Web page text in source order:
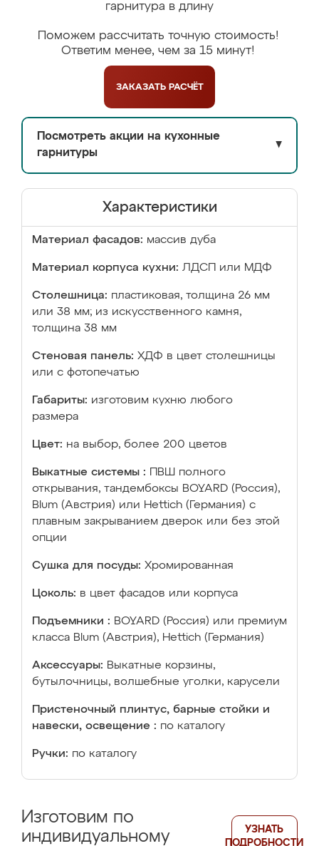
гарнитура в длину
Поможем рассчитать точную стоимость!
Ответим менее, чем за 15 минут!
ЗАКАЗАТЬ РАСЧЁТ
Посмотреть акции на кухонные
гарнитуры
▼
Характеристики
Материал фасадов: массив дуба
Материал корпуса кухни: ЛДСП или МДФ
Столешница: пластиковая, толщина 26 мм
или 38 мм; из искусственного камня,
толщина 38 мм
Стеновая панель: ХДФ в цвет столешницы
или с фотопечатью
Габариты: изготовим кухню любого
размера
Цвет: на выбор, более 200 цветов
Выкатные системы :
ПВШ полного
открывания, тандембоксы BOYARD (Россия),
Blum (Австрия) или Hettich (Германия) с
плавным закрыванием дверок или без этой
опции
Сушка для посуды: Хромированная
Цоколь: в цвет фасадов или корпуса
Подъемники : BOYARD (Россия) или премиум
класса Blum (Австрия), Hettich (Германия)
Аксессуары: Выкатные корзины,
бутылочницы, волшебные уголки, карусели
Пристеночный плинтус, барные стойки и
навески, освещение : по каталогу
Ручки: по каталогу
Изготовим по
индивидуальному
УЗНАТЬ
ПОДРОБНОСТИ